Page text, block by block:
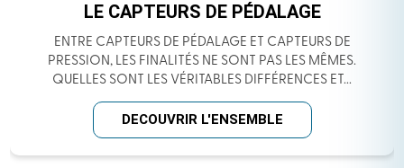
LE CAPTEURS DE PÉDALAGE
ENTRE CAPTEURS DE PÉDALAGE ET CAPTEURS DE
PRESSION, LES FINALITÉS NE SONT PAS LES MÊMES.
QUELLES SONT LES VÉRITABLES DIFFÉRENCES ET...
DECOUVRIR L'ENSEMBLE